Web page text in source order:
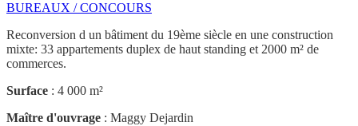
BUREAUX / CONCOURS
Reconversion d un bâtiment du 19ème siècle en une construction
mixte: 33 appartements duplex de haut standing et 2000 m² de
commerces.
Surface : 4 000 m²
Maître d'ouvrage : Maggy Dejardin